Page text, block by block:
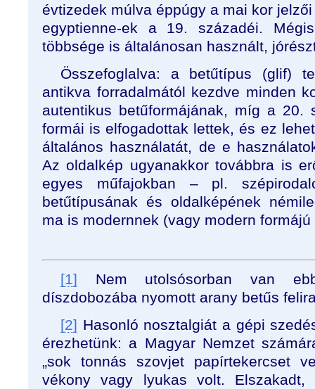
évtizedek múlva éppúgy a mai kor
egyptienne-ek a 19. századéi.
többsége is általánosan használt,
Összefoglalva: a betűtípus (glif)
antikva forradalmától kezdve minden
autentikus betűformájának, míg a 20.
formái is elfogadottak lettek, és ez
általános használatát, de e
Az oldalkép ugyanakkor továbbra is
egyes műfajokban – pl.
betűtípusának és oldalképének
ma is modernnek (vagy modern
[1] Nem utolsósorban van
díszdobozába nyomott arany betűs
[2] Hasonló nosztalgiát a gépi
érezhetünk: a Magyar Nemzet
„sok tonnás szovjet papírtekercset
vékony vagy lyukas volt.